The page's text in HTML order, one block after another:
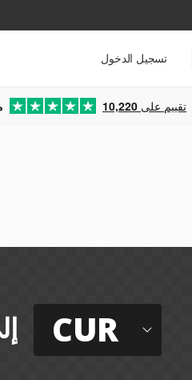
تسجيل الدخول
10,220 تقييم على
CUR